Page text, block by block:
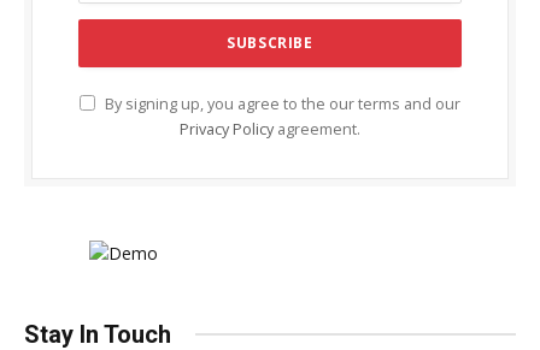
By signing up, you agree to the our terms and our
Privacy Policy agreement.
Stay In Touch